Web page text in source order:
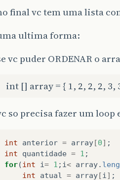
final vc tem uma lista
ultima forma:
vc puder ORDENAR o
int [] array = { 1, 2, 2, 2, 3,
so precisa fazer um loop
int anterior = array[0] ;
int
quantidade = 1 ;
for(int i= 1 ; i< array.
int
atual = array[i ] ;